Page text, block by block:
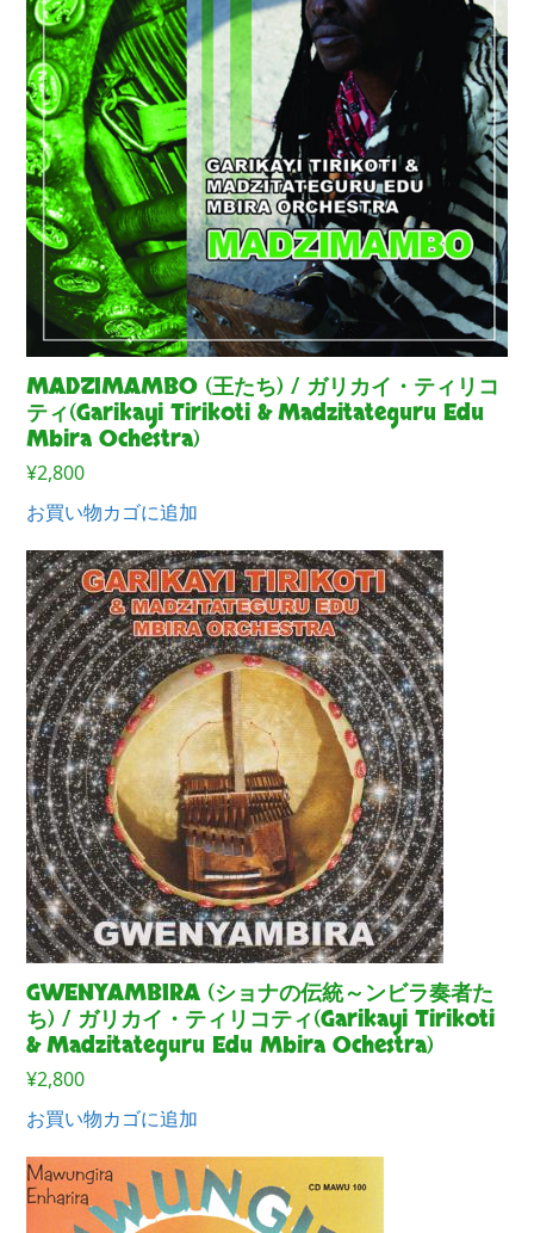
MADZIMAMBO (王たち) / ガリカイ・ティリコ
ティ(Garikayi Tirikoti & Madzitateguru Edu
Mbira Ochestra)
¥2,800
お買い物カゴに追加
GWENYAMBIRA (ショナの伝統～ンビラ奏者た
ち) / ガリカイ・ティリコティ(Garikayi Tirikoti
& Madzitateguru Edu Mbira Ochestra)
¥2,800
お買い物カゴに追加